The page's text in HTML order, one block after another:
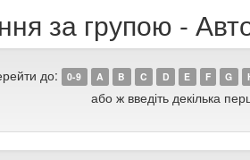
за групою -
до: 0-9 A B C D E F G
або ж введіть декілька